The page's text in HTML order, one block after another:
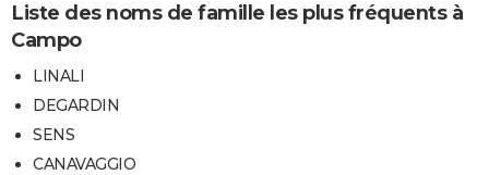
Liste des noms de famille les plus fréquents à
Campo
LINALI
DEGARDIN
SENS
CANAVAGGIO